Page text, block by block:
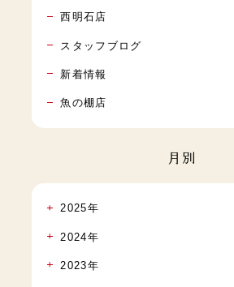
西明石店
スタッフブログ
新着情報
魚の棚店
月別
2025年
2024年
2023年